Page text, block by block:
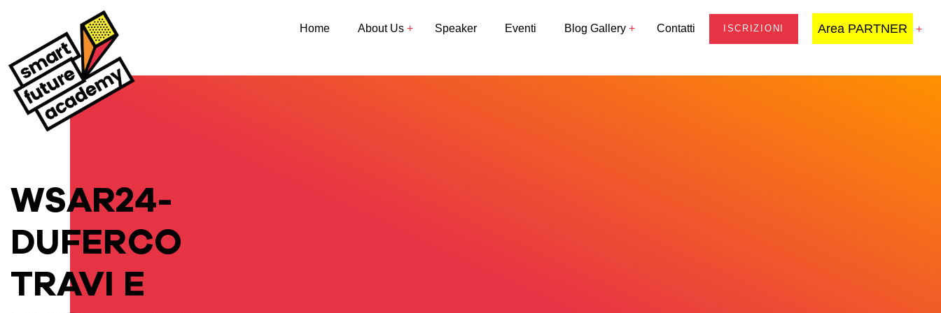
Home About Us Speaker Eventi Blog Gallery Contatti ISCRIZIONI Area PARTNER
WSAR24-
DUFERCO
TRAVI E